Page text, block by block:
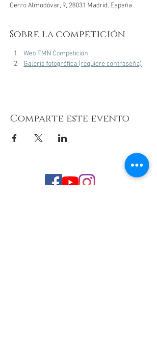
Cerro Almodóvar, 9, 28031 Madrid, España
Sobre la competición
Web FMN Competición
Galería fotográfica (requiere contraseña)
Comparte este evento